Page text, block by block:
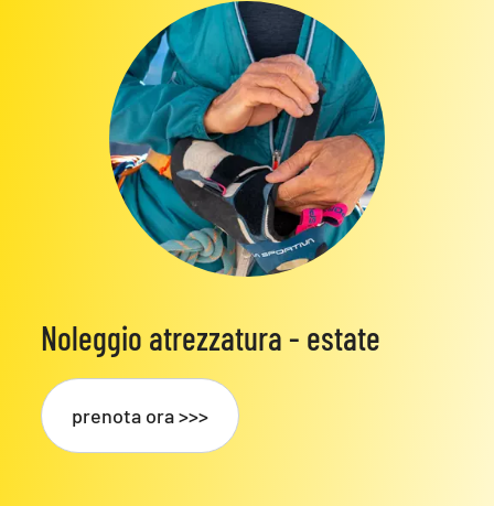
Noleggio atrezzatura - estate
prenota ora >>>